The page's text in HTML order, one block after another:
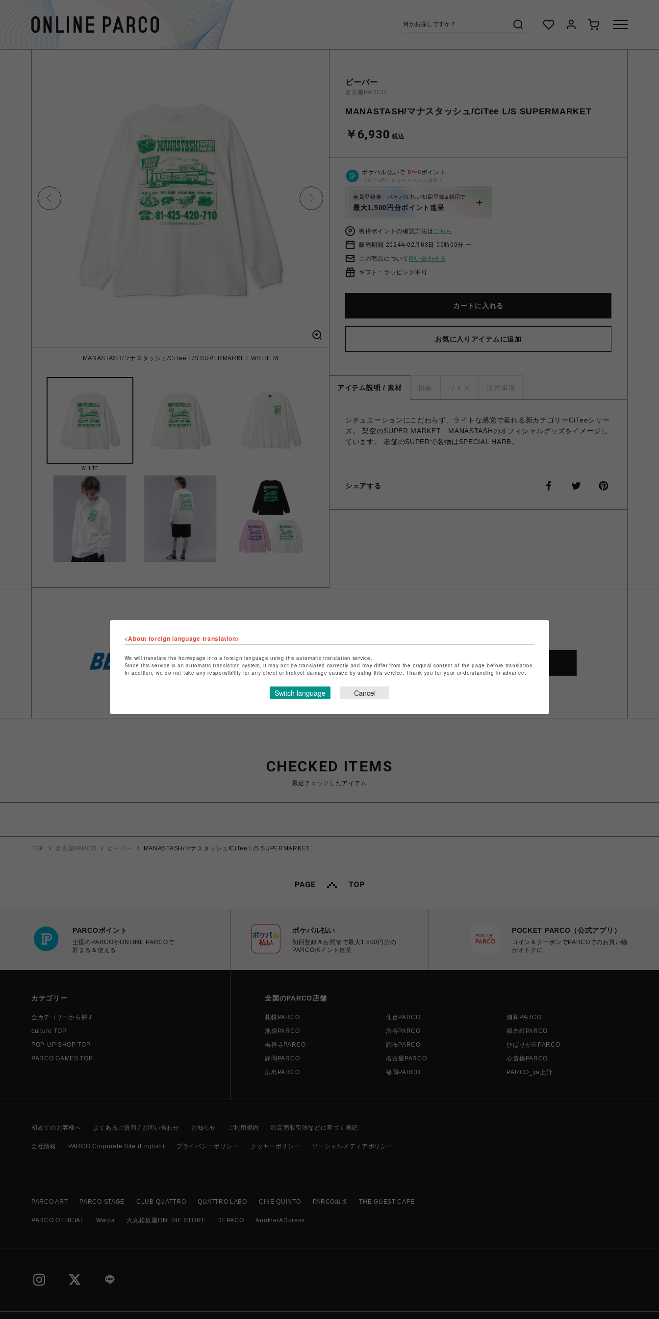
MANASTASH/マナスタッシュ/CiTee L/S SUPERMARKET WHITE M
WHITE
ビーバー
名古屋PARCO
MANASTASH/マナスタッシュ/CiTee L/S SUPERMARKET
￥6,930 税込
ポケパル払いで 0〜0ポイント
（1P=1円）※キャンペーン分除く
会員登録後、ポケパル払い初回登録&利用で
最大1,500円分ポイント進呈
獲得ポイントの確認方法はこちら
販売期間 2024年02月03日 00時00分 〜
この商品について 問い合わせる
ギフト：ラッピング不可
カートに入れる
お気に入りアイテムに追加
アイテム説明 / 素材 概要 サイズ 注意事項
シチュエーションにこだわらず、ライトな感覚で着れる新カテゴリーCiTeeシリー
ズ。 架空のSUPER MARKET MANASTASHのオフィシャルグッズをイメージし
ています。 老舗のSUPERで名物はSPECIAL HARB。
シェアする
ショップ名
特定商取引法など法令に基づく表記はこちら
ショップお問い合わせはこちら
SHOP TOP
CHECKED ITEMS
最近チェックしたアイテム
TOP 名古屋PARCO ビーバー MANASTASH/マナスタッシュ/CiTee L/S SUPERMARKET
PARCOポイント
全国のPARCOやONLINE PARCOで
貯まる＆使える
ポケパル払い
初回登録＆お買物で最大1,500円分の
PARCOポイント進呈
POCKET PARCO（公式アプリ）
コイン＆クーポンでPARCOでのお買い物
がオトクに
カテゴリー
全カテゴリーから探す
culture TOP
POP-UP SHOP TOP
PARCO GAMES TOP
全国のPARCO店舗
札幌PARCO 仙台PARCO
浦和PARCO
池袋PARCO
渋谷PARCO
錦糸町PARCO
吉祥寺PARCO
調布PARCO
ひばりが丘PARCO
静岡PARCO
名古屋PARCO
心斎橋PARCO
広島PARCO
福岡PARCO PARCO_ya上野
初めてのお客様へ よくあるご質問 / お問い合わせ お知らせ ご利用規約 特定商取引法などに基づく表記
会社情報 PARCO Corporate Site (English) プライバシーポリシー クッキーポリシー ソーシャルメディアポリシー
PARCO ART PARCO STAGE CLUB QUATTRO QUATTRO LABO CINE QUINTO PARCO出版 THE GUEST CAFE
PARCO OFFICIAL Welpa 大丸松坂屋ONLINE STORE DEPACO AnotherADdress
<About foreign language translation>
We will translate the homepage into a foreign language using the automatic translation service.
Since this service is an automatic translation system, it may not be translated correctly and may differ from the original content of the page before translation.
In addition, we do not take any responsibility for any direct or indirect damage caused by using this service. Thank you for your understanding in advance.
Switch language Cancel